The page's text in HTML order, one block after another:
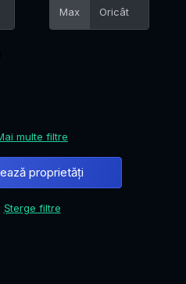
Max
multe filtre
Șterge filtre